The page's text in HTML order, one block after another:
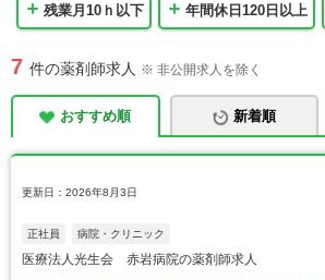
残業月10ｈ以下 年間休日120日以上
7 件の薬剤師求人 ※ 非公開求人を除く
おすすめ順 新着順
更新日：2026年8月3日
正社員 病院・クリニック
医療法人光生会 赤岩病院の薬剤師求人